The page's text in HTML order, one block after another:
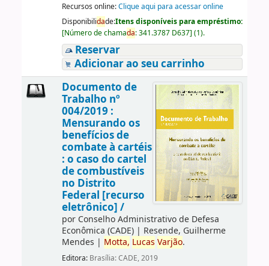
Recursos online:Clique aqui para acessar online
Disponibilidade:Itens disponíveis para empréstimo:
[Número de chamada:341.3787 D637] (1).
Reservar
Adicionar ao seu carrinho
Documento de
Trabalho nº
004/2019 :
Mensurando os
benefícios de
combate à cartéis
: o caso do cartel
de combustíveis
no Distrito
Federal [recurso
eletrônico] /
por Conselho Administrativo de Defesa
Econômica (CADE)| Resende, Guilherme
Mendes | Motta, Lucas Varjão.
Editora: Brasília: CADE, 2019